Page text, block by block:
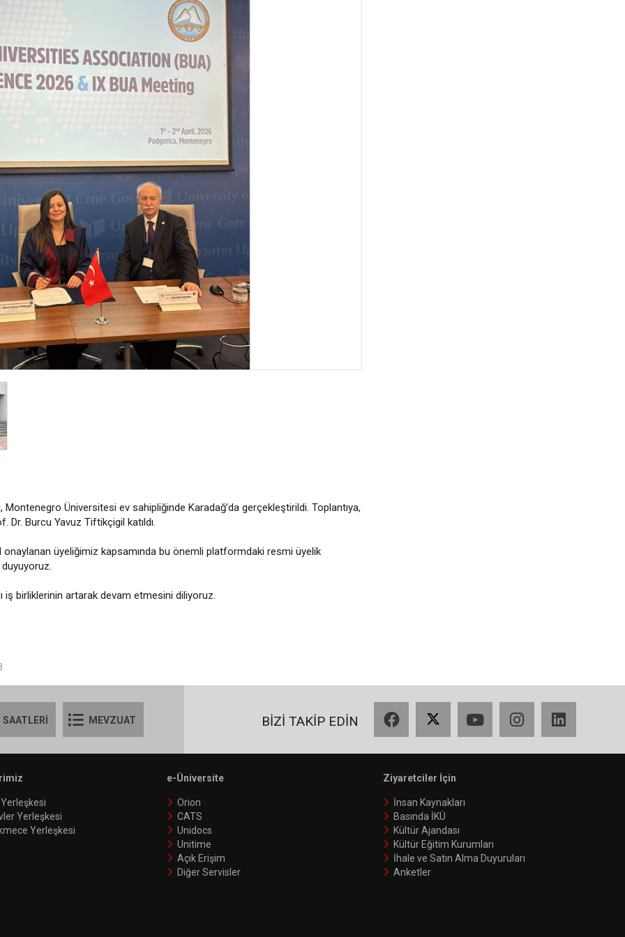
Montenegro Üniversitesi ev sahipliğinde Karadağ’da gerçekleştirildi. Toplantıya,
Dr. Burcu Yavuz Tiftikçigil katıldı.
üyeliğimiz kapsamında bu önemli platformdaki resmi üyelik
iş birliklerinin artarak devam etmesini diliyoruz.
SAATLERİ MEVZUAT BİZİ TAKİP EDİN
Yerleşkesi
Yerleşkesi
e-Üniversite
Orion
CATS
Unidocs
Unitime
Açık Erişim
Diğer Servisler
Ziyaretciler İçin
İnsan Kaynakları
Basında İKÜ
Kültür Ajandası
Kültür Eğitim Kurumları
İhale ve Satın Alma Duyuruları
Anketler